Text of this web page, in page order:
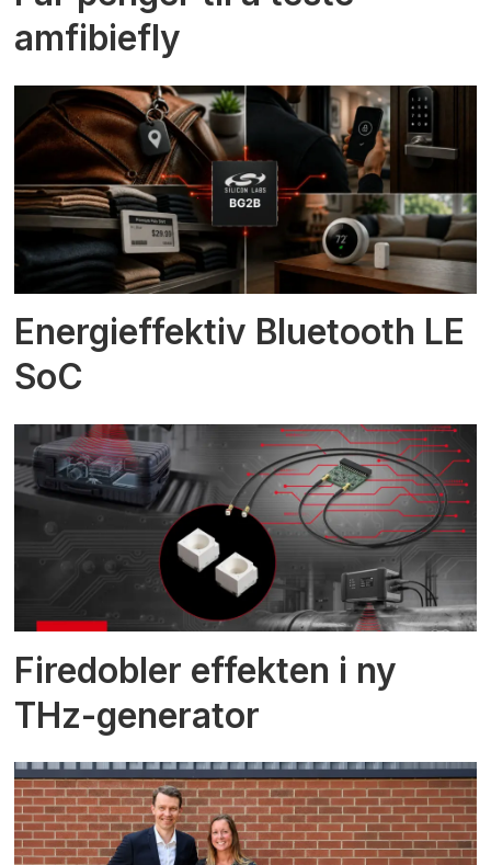
amfibiefly
Energieffektiv Bluetooth LE
SoC
Firedobler effekten i ny
THz-generator